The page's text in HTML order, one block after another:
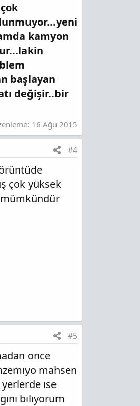
kamyon
başlayan
değişir..bir
16 Ağu 2015
#4
çok yüksek
mümkündür
#5
once
mahsen
ıse
bılıyorum